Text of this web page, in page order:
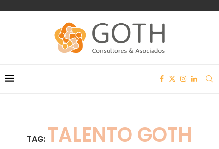
TAG: TALENTO GOTH